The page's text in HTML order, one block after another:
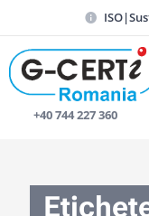
📞 +40 744 227 360